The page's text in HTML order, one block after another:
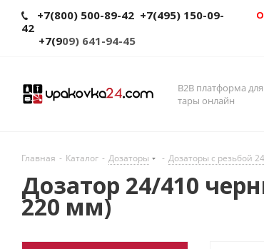
+7(800) 500-89-42 +7(495) 150-09-
42
+7(909) 641-94-45
B2B платформа
тары онлайн
Главная - Каталог - Дозаторы - Дозаторы с резьбой
Дозатор 24/410
220 мм)